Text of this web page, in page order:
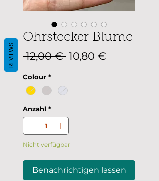
Ohrstecker Blume
12,00 € Standardpreis
10,80 €
Colour *
Anzahl *
Nicht verfügbar
Benachrichtigen lassen
REVIEWS